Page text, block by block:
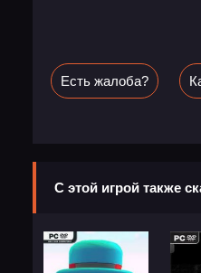
Есть жалоба?
С этой игрой также